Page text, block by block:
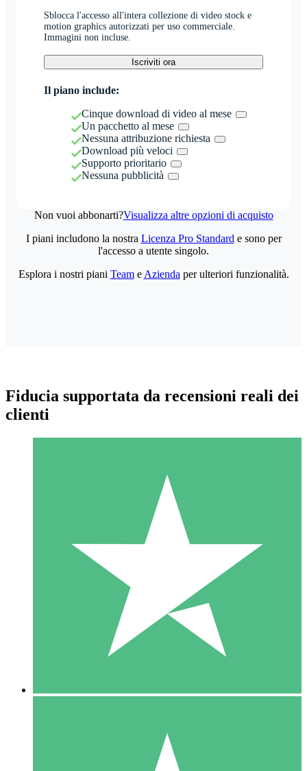
Sblocca l'accesso all'intera collezione di video stock e
motion graphics autorizzati per uso commerciale.
Immagini non incluse.
Iscriviti ora
Il piano include:
Cinque download di video al mese
Un pacchetto al mese
Nessuna attribuzione richiesta
Download più veloci
Supporto prioritario
Nessuna pubblicità
Non vuoi abbonarti?Visualizza altre opzioni di acquisto
Pacchetti di Crediti Individuali
Paga a consumo con crediti di download. Nessun impegno
1 Download
10
US$1500
10 Download
I piani includono la nostra Licenza Pro Standard e sono per
l'accesso a utente singolo.
Esplora i nostri piani Teame Azienda per ulteriori funzionalità.
Fiducia supportata da recensioni reali dei
clienti